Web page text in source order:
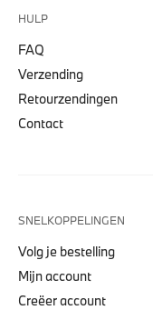
HULP
FAQ
Verzending
Retourzendingen
Contact
SNELKOPPELINGEN
Volg je bestelling
Mijn account
Creëer account